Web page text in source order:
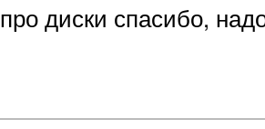
про диски спасибо,